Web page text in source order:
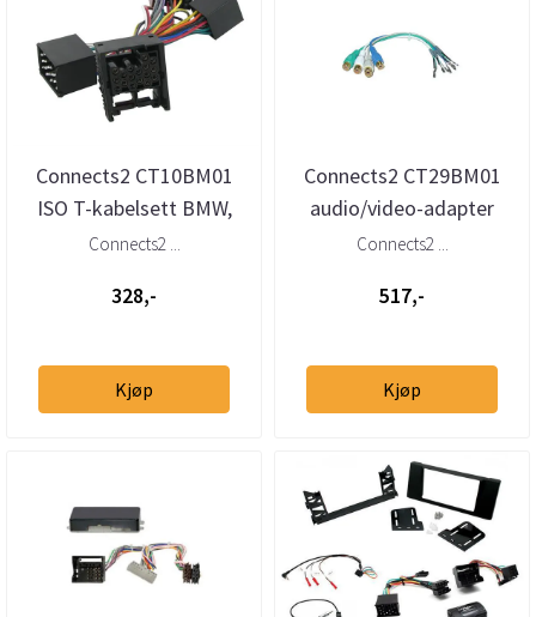
Connects2 CT10BM01
ISO T-kabelsett BMW,
Land Rover, MG, Mini og
Connects2 ...
328,-
Kjøp
Connects2 CT29BM01
audio/video-adapter
BMW med original TV-
Connects2 ...
517,-
Kjøp